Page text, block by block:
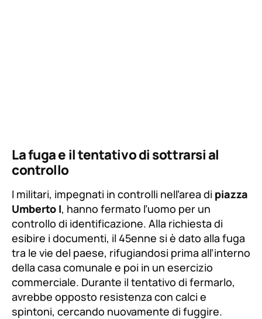
La fuga e il tentativo di sottrarsi al
controllo
I militari, impegnati in controlli nell’area di piazza
Umberto I, hanno fermato l’uomo per un
controllo di identificazione. Alla richiesta di
esibire i documenti, il 45enne si è dato alla fuga
tra le vie del paese, rifugiandosi prima all’interno
della casa comunale e poi in un esercizio
commerciale. Durante il tentativo di fermarlo,
avrebbe opposto resistenza con calci e
spintoni, cercando nuovamente di fuggire.